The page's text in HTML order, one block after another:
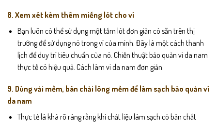
8. Xem xét kèm thêm miếng lót cho ví
Bạn luôn có thể sử dụng một tấm lót đơn giản có sẵn trên thị
trường để sử dụng nó trong ví của mình. Đây là một cách thanh
lịch để duy trì tiêu chuẩn của nó. Chiến thuật bảo quản ví da nam
thực tế có hiệu quả. Cách làm ví da nam đơn giản.
9. Dùng vải mềm, bàn chải lông mềm để làm sạch bảo quản ví
da nam
Thực tế là khá rõ ràng rằng khi chất liệu làm sạch có bản chất